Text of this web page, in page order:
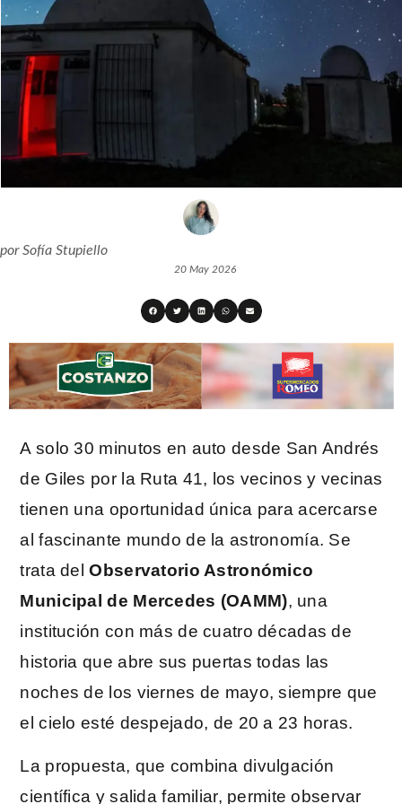
porSofía Stupiello
20 May 2026
A solo 30 minutos en auto desde San Andrés
de Giles por la Ruta 41, los vecinos y vecinas
tienen una oportunidad única para acercarse
al fascinante mundo de la astronomía. Se
trata delObservatorio Astronómico
Municipal de Mercedes (OAMM), una
institución con más de cuatro décadas de
historia que abre sus puertas todas las
noches de los viernes de mayo, siempre que
el cielo esté despejado, de 20 a 23 horas.
La propuesta, que combina divulgación
científica y salida familiar, permite observar